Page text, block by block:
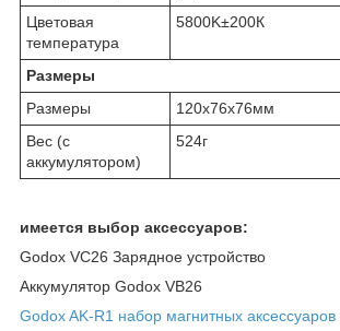
Цветовая
температура
5800K±200К
Размеры
Размеры
120х76х76мм
Вес (с
аккумулятором)
524г
имеется выбор аксессуаров:
Godox VC26 Зарядное устройство
Аккумулятор Godox VB26
Godox AK-R1 набор магнитных аксессуаров